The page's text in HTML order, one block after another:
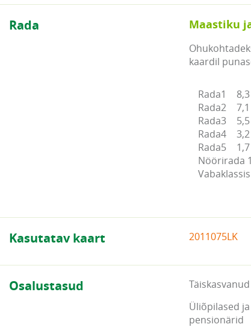
Rada Maastiku
kaardil
Rada1	8,3 km
Rada2	7,1 km
Rada3	5,5 km
Rada4	3,2 km
Rada5	1,7 km
Nöörirada
Kasutatav kaart 2011075LK
Osalustasud Täiskasvanud
Üliõpilased ja
pensionärid